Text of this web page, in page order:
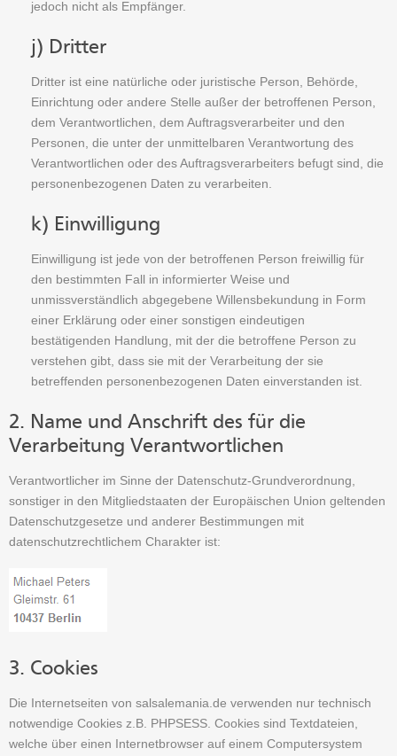
jedoch nicht als Empfänger.
j) Dritter
Dritter ist eine natürliche oder juristische Person, Behörde,
Einrichtung oder andere Stelle außer der betroffenen Person,
dem Verantwortlichen, dem Auftragsverarbeiter und den
Personen, die unter der unmittelbaren Verantwortung des
Verantwortlichen oder des Auftragsverarbeiters befugt sind, die
personenbezogenen Daten zu verarbeiten.
k) Einwilligung
Einwilligung ist jede von der betroffenen Person freiwillig für
den bestimmten Fall in informierter Weise und
unmissverständlich abgegebene Willensbekundung in Form
einer Erklärung oder einer sonstigen eindeutigen
bestätigenden Handlung, mit der die betroffene Person zu
verstehen gibt, dass sie mit der Verarbeitung der sie
betreffenden personenbezogenen Daten einverstanden ist.
2. Name und Anschrift des für die
Verarbeitung Verantwortlichen
Verantwortlicher im Sinne der Datenschutz-Grundverordnung,
sonstiger in den Mitgliedstaaten der Europäischen Union geltenden
Datenschutzgesetze und anderer Bestimmungen mit
datenschutzrechtlichem Charakter ist:
3. Cookies
Die Internetseiten von salsalemania.de verwenden nur technisch
notwendige Cookies z.B. PHPSESS. Cookies sind Textdateien,
welche über einen Internetbrowser auf einem Computersystem